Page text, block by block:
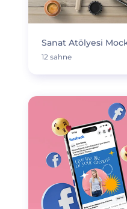
Sanat Atölyesi
12 sahne